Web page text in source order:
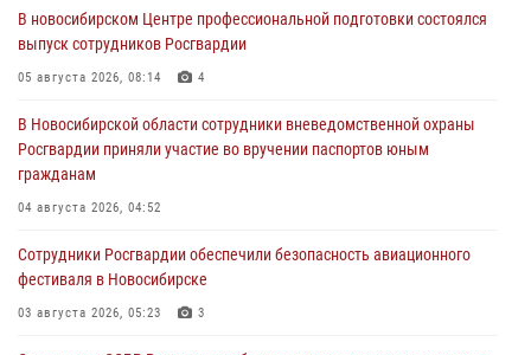
В новосибирском Центре профессиональной подготовки состоялся
выпуск сотрудников Росгвардии
05 августа 2026, 08:14 4
В Новосибирской области сотрудники вневедомственной охраны
Росгвардии приняли участие во вручении паспортов юным
гражданам
04 августа 2026, 04:52
Сотрудники Росгвардии обеспечили безопасность авиационного
фестиваля в Новосибирске
03 августа 2026, 05:23 3